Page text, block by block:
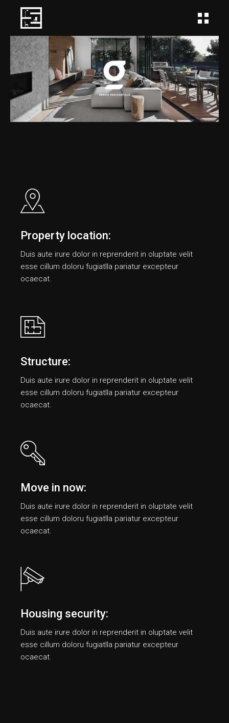
Property location:
Duis aute irure dolor in reprenderit in oluptate velit
esse cillum doloru fugiatlla pariatur еxcepteur
ocaecat.
Structure:
Duis aute irure dolor in reprenderit in oluptate velit
esse cillum doloru fugiatlla pariatur еxcepteur
ocaecat.
Move in now:
Duis aute irure dolor in reprenderit in oluptate velit
esse cillum doloru fugiatlla pariatur еxcepteur
ocaecat.
Housing security:
Duis aute irure dolor in reprenderit in oluptate velit
esse cillum doloru fugiatlla pariatur еxcepteur
ocaecat.